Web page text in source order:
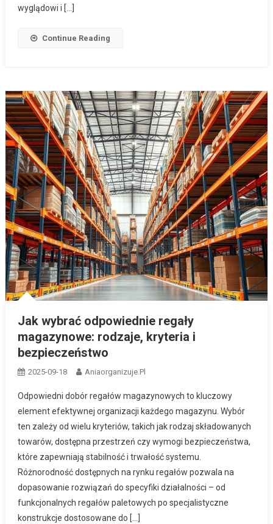
wyglądowi i […]
Continue Reading
Jak wybrać odpowiednie regały
magazynowe: rodzaje, kryteria i
bezpieczeństwo
2025-09-18 Aniaorganizuje.pl
Odpowiedni dobór regałów magazynowych to kluczowy
element efektywnej organizacji każdego magazynu. Wybór
ten zależy od wielu kryteriów, takich jak rodzaj składowanych
towarów, dostępna przestrzeń czy wymogi bezpieczeństwa,
które zapewniają stabilność i trwałość systemu.
Różnorodność dostępnych na rynku regałów pozwala na
dopasowanie rozwiązań do specyfiki działalności – od
funkcjonalnych regałów paletowych po specjalistyczne
konstrukcje dostosowane do […]